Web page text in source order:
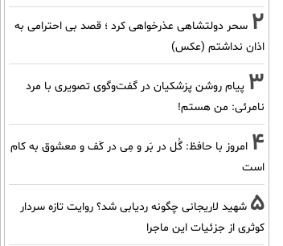
2 سحر دولتشاهی عذرخواهی کرد ؛ قصد بی احترامی به
اذان نداشتم (عکس)
3 پیام روشن پزشکیان در گفت‌و‌گوی تصویری با مرد
نامرئی: من هستم!
4 امروز با حافظ: گُل در بَر و مِی در کَف و معشوق به کام
است
5 شهید لاریجانی چگونه ردیابی شد؟ روایت تازه سردار
کوثری از جزئیات این ماجرا